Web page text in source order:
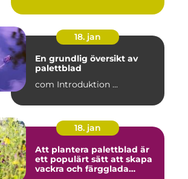
18. jan
En grundlig översikt av
palettblad
com Introduktion ...
18. jan
Att plantera palettblad är
ett populärt sätt att skapa
vackra och färgglada